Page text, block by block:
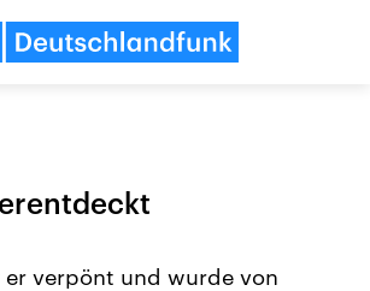
er verpönt und wurde von